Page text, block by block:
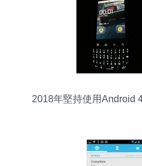
2018年堅持使用Android